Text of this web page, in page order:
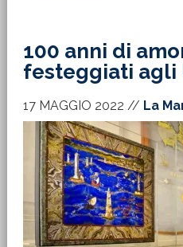
100 anni di
festeggiati agli
17 MAGGIO 2022 // La